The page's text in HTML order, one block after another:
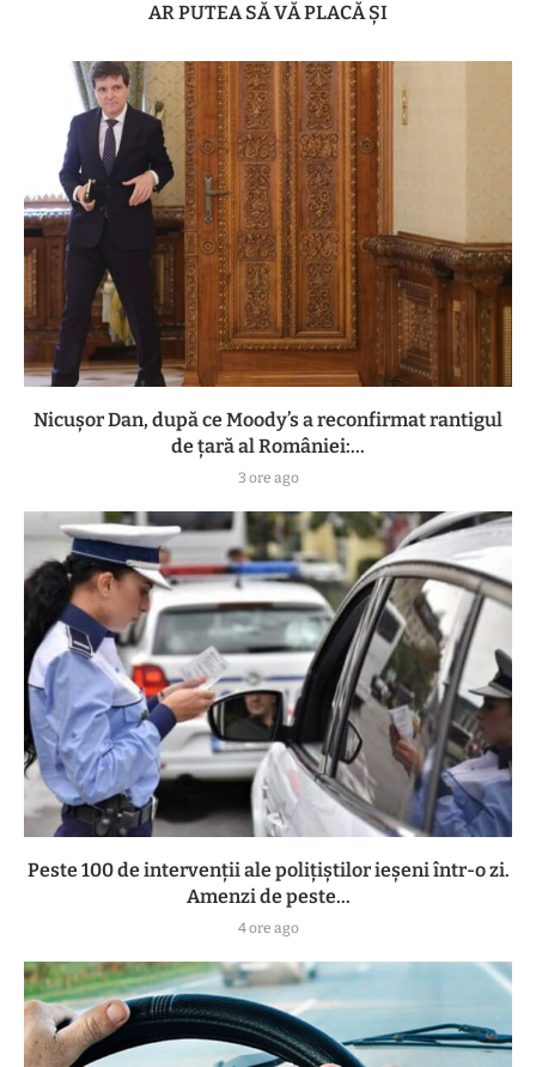
AR PUTEA SĂ VĂ PLACĂ ȘI
Nicușor Dan, după ce Moody’s a reconfirmat rantigul
de țară al României:...
3 ore ago
Peste 100 de intervenții ale polițiștilor ieșeni într-o zi.
Amenzi de peste...
4 ore ago